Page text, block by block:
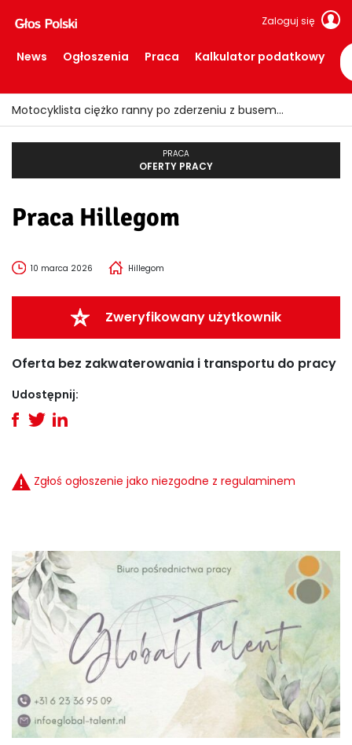
Zaloguj się
News Ogłoszenia Praca Kalkulator podatkowy
Motocyklista ciężko ranny po zderzeniu z busem
PRACA
OFERTY PRACY
Praca Hillegom
10 marca 2026 Hillegom
Zweryfikowany użytkownik
Oferta bez zakwaterowania i transportu do pracy
Udostępnij:
Zgłoś ogłoszenie jako niezgodne z regulaminem